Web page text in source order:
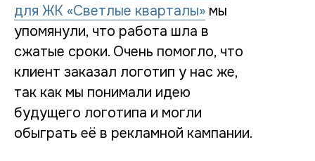
для ЖК «Светлые кварталы» мы
упомянули, что работа шла в
сжатые сроки. Очень помогло, что
клиент заказал логотип у нас же,
так как мы понимали идею
будущего логотипа и могли
обыграть её в рекламной кампании.